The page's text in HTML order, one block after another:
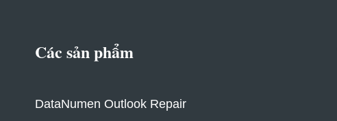
Các sản phẩm
DataNumen Outlook Repair